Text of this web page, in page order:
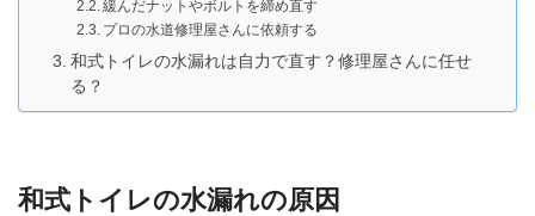
緩んだナットやボルトを締め直す
プロの水道修理屋さんに依頼する
和式トイレの水漏れは自力で直す？修理屋さんに任せ
る？
和式トイレの水漏れの原因